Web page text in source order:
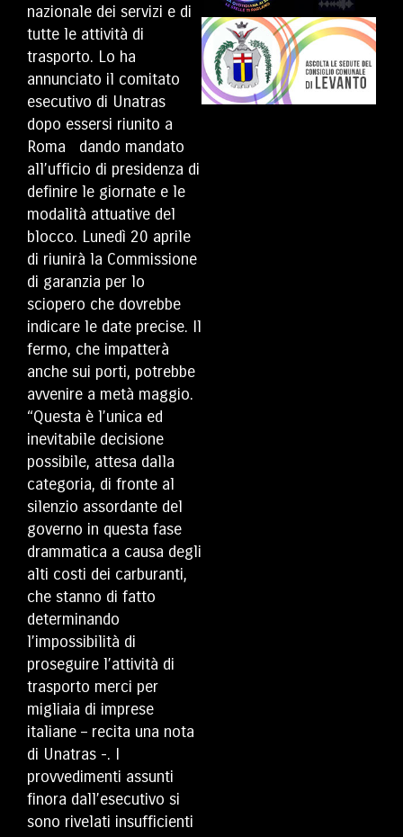
nazionale dei servizi e di
tutte le attività di
trasporto. Lo ha
annunciato il comitato
esecutivo di Unatras
dopo essersi riunito a
Roma dando mandato
all’ufficio di presidenza di
definire le giornate e le
modalità attuative del
blocco. Lunedì 20 aprile
di riunirà la Commissione
di garanzia per lo
sciopero che dovrebbe
indicare le date precise. Il
fermo, che impatterà
anche sui porti, potrebbe
avvenire a metà maggio.
“Questa è l’unica ed
inevitabile decisione
possibile, attesa dalla
categoria, di fronte al
silenzio assordante del
governo in questa fase
drammatica a causa degli
alti costi dei carburanti,
che stanno di fatto
determinando
l’impossibilità di
proseguire l’attività di
trasporto merci per
migliaia di imprese
italiane – recita una nota
di Unatras -. I
provvedimenti assunti
finora dall’esecutivo si
sono rivelati insufficienti